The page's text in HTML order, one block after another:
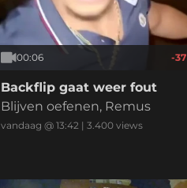
00:06 -37
Backflip gaat weer fout
Blijven oefenen, Remus
vandaag @ 13:42 |3.400 views